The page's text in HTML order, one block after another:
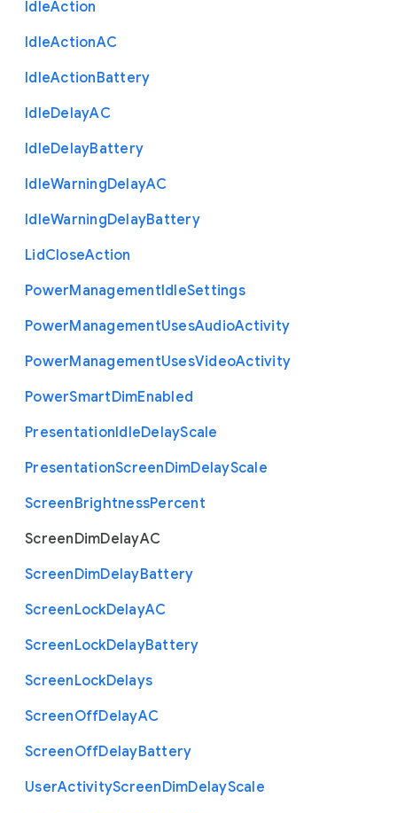
IdleAction
IdleActionAC
IdleActionBattery
IdleDelayAC
IdleDelayBattery
IdleWarningDelayAC
IdleWarningDelayBattery
LidCloseAction
PowerManagementIdleSettings
PowerManagementUsesAudioActivity
PowerManagementUsesVideoActivity
PowerSmartDimEnabled
PresentationIdleDelayScale
PresentationScreenDimDelayScale
ScreenBrightnessPercent
ScreenDimDelayAC
ScreenDimDelayBattery
ScreenLockDelayAC
ScreenLockDelayBattery
ScreenLockDelays
ScreenOffDelayAC
ScreenOffDelayBattery
UserActivityScreenDimDelayScale